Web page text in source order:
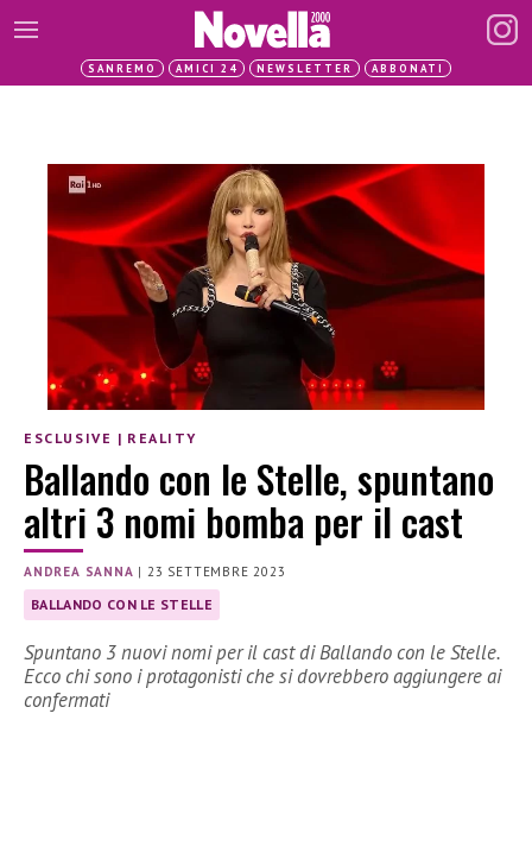
SANREMO AMICI 24 NEWSLETTER ABBONATI
ESCLUSIVE | REALITY
Ballando con le Stelle, spuntano
altri 3 nomi bomba per il cast
ANDREA SANNA |23 SETTEMBRE 2023
BALLANDO CON LE STELLE
Spuntano 3 nuovi nomi per il cast di Ballando con le Stelle.
Ecco chi sono i protagonisti che si dovrebbero aggiungere ai
confermati